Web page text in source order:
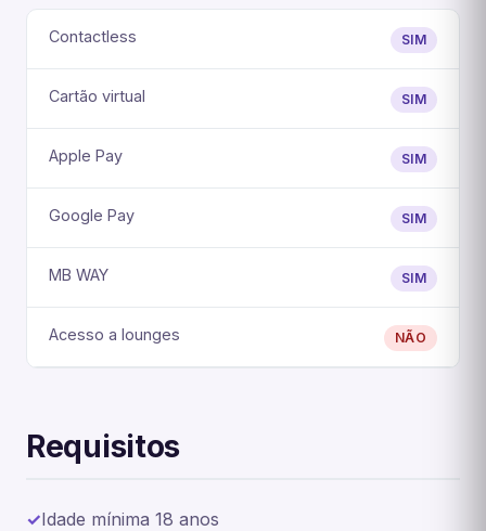
Contactless SIM
Cartão virtual SIM
Apple Pay SIM
Google Pay SIM
MB WAY SIM
Acesso a lounges NÃO
Requisitos
Idade mínima 18 anos